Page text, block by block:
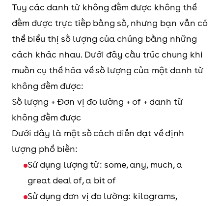
Danh từ chỉ hiện tượng
thiên nhiên
Flood
Thunder
Earthquake
Danh từ chỉ hoạt động
Sleeping
Reading
Danh từ chỉ khái niệm trừu
tượng
Friendship
Advice
Tuy các danh từ không đếm được không thể
đếm được trực tiếp bằng số, nhưng bạn vẫn có
thể biểu thị số lượng của chúng bằng những
cách khác nhau. Dưới đây cấu trúc chung khi
muốn cụ thể hóa về số lượng của một danh từ
không đếm được:
Số lượng + Đơn vị đo lường + of + danh từ
không đếm được
Dưới đây là một số cách diễn đạt về định
lượng phổ biến:
Sử dụng lượng từ: some, any, much, a
great deal of, a bit of
Sử dụng đơn vị đo lường: kilograms,